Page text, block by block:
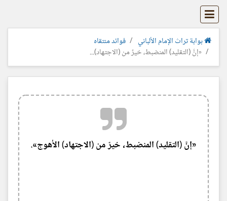
بوابة تراث الإمام الألباني
فوائد منتقاه
«إنَّ (التقليد) المنضبط، خيرٌ من (الاجتهاد)...
«إنَّ (التقليد) المنضبط، خيرٌ من (الاجتهاد) الأهوج».